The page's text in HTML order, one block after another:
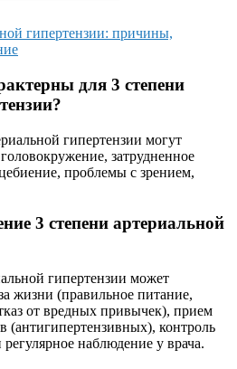
гипертензии: причины,
для 3 степени
гипертензии могут
затрудненное
проблемы с зрением,
3 степени артериальной
гипертензии может
жизни (правильное питание,
от вредных привычек), прием
(антигипертензивных), контроль
наблюдение у врача.